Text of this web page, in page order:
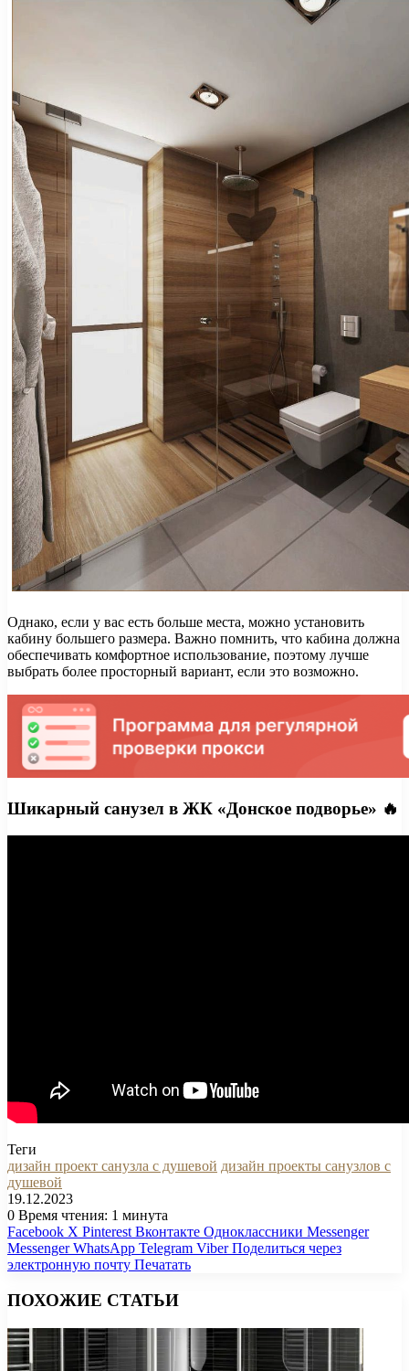
Однако, если у вас есть больше места, можно установить
кабину большего размера. Важно помнить, что кабина должна
обеспечивать комфортное использование, поэтому лучше
выбрать более просторный вариант, если это возможно.
Шикарный санузел в ЖК «Донское подворье» 🔥
Теги
дизайн проект санузла с душевой дизайн проекты санузлов с
душевой
19.12.2023
0 Время чтения: 1 минута
Facebook X Pinterest Вконтакте Одноклассники Messenger
Messenger WhatsApp Telegram Viber Поделиться через
электронную почту Печатать
ПОХОЖИЕ СТАТЬИ